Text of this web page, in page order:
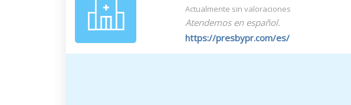
Actualmente sin valoraciones
Atendemos en español.
https://presbypr.com/es/